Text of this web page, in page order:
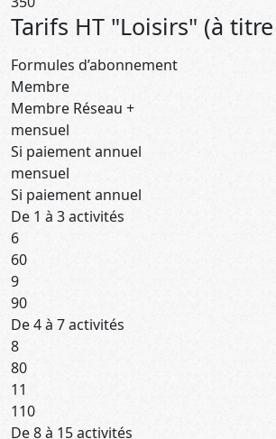
Tarifs HT "Loisirs" (à
Formules d’abonnement
Membre
Membre Réseau +
mensuel
Si paiement annuel
mensuel
Si paiement annuel
De 1 à 3 activités
6
60
9
90
De 4 à 7 activités
8
80
11
110
De 8 à 15 activités